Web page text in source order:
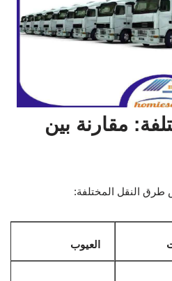
مقارنة بين
طرق النقل المختلفة:
العيوب